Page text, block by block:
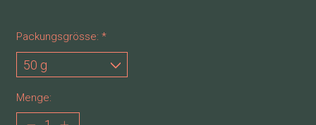
Packungsgrösse: *
Menge: